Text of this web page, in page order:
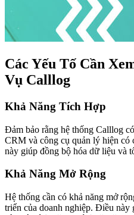
Các Yếu Tố Cần
Vụ Calllog
Khả Năng Tích Hợp
Đảm bảo rằng hệ thống Calllog
CRM và công cụ quản lý hiện có
này giúp đồng bộ hóa dữ liệu và
Khả Năng Mở Rộng
Hệ thống cần có khả năng mở
triển của doanh nghiệp. Điều này